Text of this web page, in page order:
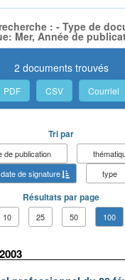
: - Type de
Mer, Année de
2 documents trouvés
PDF CSV Courriel
Tri par
de publication
date de signature
type
Résultats par page
10 25 50 100